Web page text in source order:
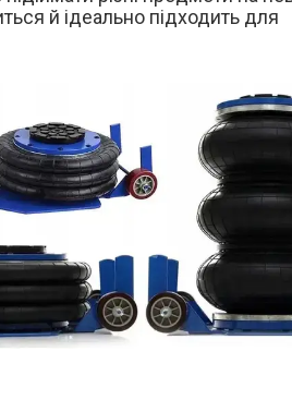
й ідеально підходить для